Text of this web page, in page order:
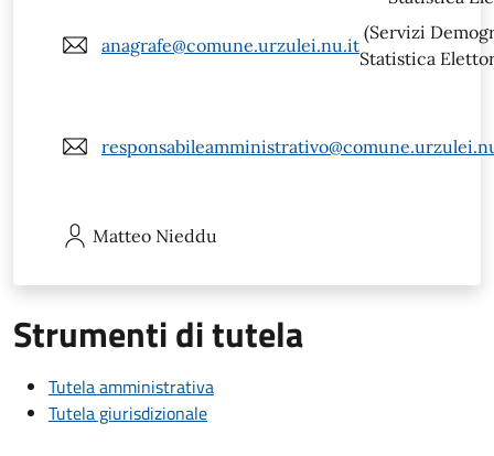
anagrafe@comune.urzulei.nu.it
(Servizi
Statistica
Matteo Nieddu
Strumenti di tutela
Tutela amministrativa
Tutela giurisdizionale